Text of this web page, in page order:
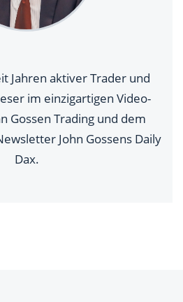
Jahren aktiver Trader und
im einzigartigen Video-
Gossen Trading und dem
John Gossens Daily
Dax.